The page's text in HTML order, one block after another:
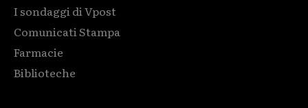
I sondaggi di Vpost
Comunicati Stampa
Farmacie
Biblioteche